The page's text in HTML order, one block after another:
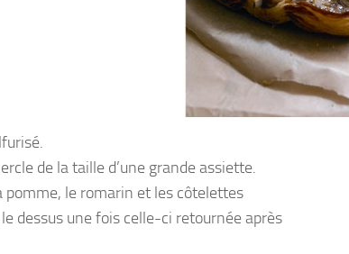
de la taille d’une grande assiette.
pomme, le romarin et les côtelettes
dessus une fois celle-ci retournée après